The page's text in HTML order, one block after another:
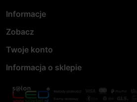
Informacje
Zobacz
Twoje konto
Informacja o sklepie